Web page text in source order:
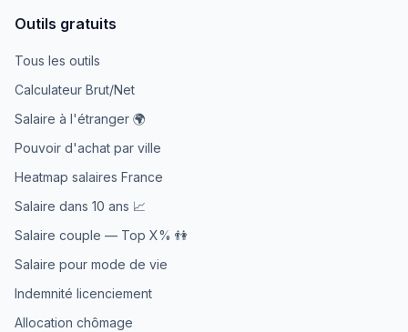
Outils gratuits
Tous les outils
Calculateur Brut/Net
Salaire à l'étranger 🌍
Pouvoir d'achat par ville
Heatmap salaires France
Salaire dans 10 ans 📈
Salaire couple — Top X% 👫
Salaire pour mode de vie
Indemnité licenciement
Allocation chômage